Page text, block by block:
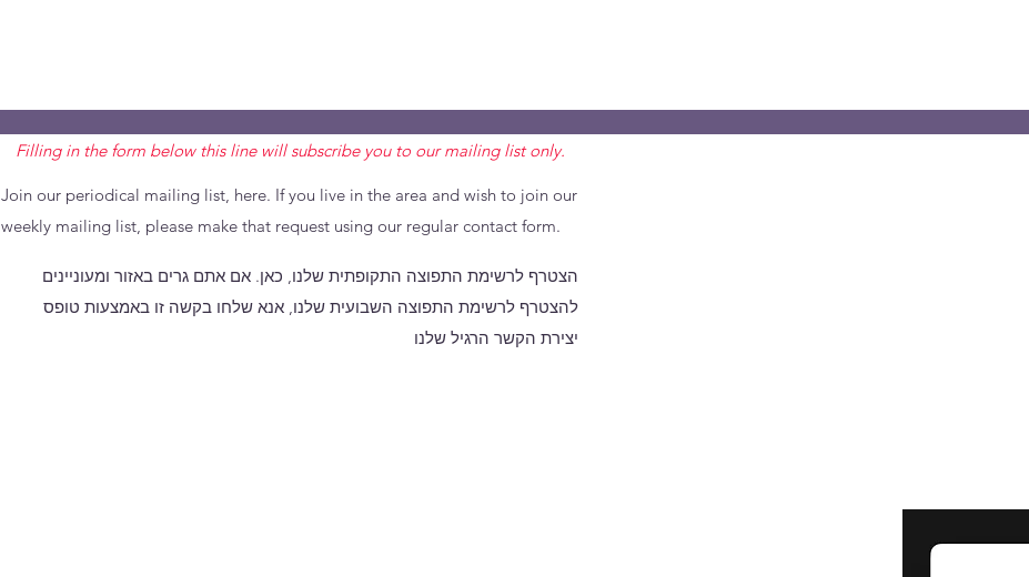
Filling in the form below this line will subscribe you to our mailing list only.
Join our periodical mailing list, here. If you live in the area and wish to join our
weekly mailing list, please make that request using our regular contact form.
הצטרף לרשימת התפוצה התקופתית שלנו, כאן. אם אתם גרים באזור ומעוניינים
להצטרף לרשימת התפוצה השבועית שלנו, אנא שלחו בקשה זו באמצעות טופס
יצירת הקשר הרגיל שלנו